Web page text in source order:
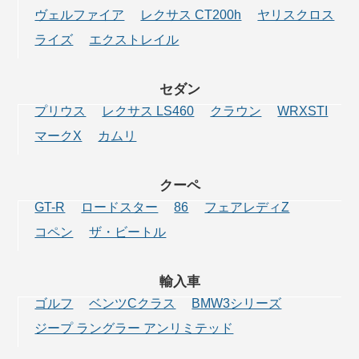
ヴェルファイア
レクサス CT200h
ヤリスクロス
ライズ
エクストレイル
セダン
プリウス レクサス LS460 クラウン
WRXSTI
マークX
カムリ
クーペ
GT-R ロードスター 86
フェアレディZ
コペン
ザ・ビートル
輸入車
ゴルフ ベンツCクラス
BMW3シリーズ
ジープ ラングラー アンリミテッド